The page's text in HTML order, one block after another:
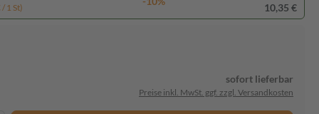
1 St) 10,35 €
sofort lieferbar
Preise inkl. MwSt. ggf. zzgl. Versandkosten